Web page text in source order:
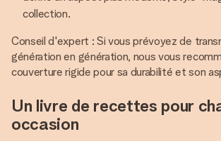
collection.
Conseil d'expert : Si vous prévoyez de
génération en génération, nous vous
couverture rigide pour sa durabilité et son
Un livre de recettes pour
occasion